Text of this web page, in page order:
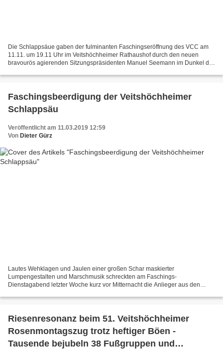
Die Schlappsäue gaben der fulminanten Faschingseröffnung des VCC am
11.11. um 19.11 Uhr im Veitshöchheimer Rathaushof durch den neuen
bravourös agierenden Sitzungspräsidenten Manuel Seemann im Dunkel der
Faschingsbeerdigung der Veitshöchheimer
Schlappsäu
Veröffentlicht am 11.03.2019 12:59
Von Dieter Gürz
Lautes Wehklagen und Jaulen einer großen Schar maskierter
Lumpengestalten und Marschmusik schreckten am Faschings-
Dienstagabend letzter Woche kurz vor Mitternacht die Anlieger aus den
marschierten...
Riesenresonanz beim 51. Veitshöchheimer
Rosenmontagszug trotz heftiger Böen -
Tausende bejubeln 38 Fußgruppen und